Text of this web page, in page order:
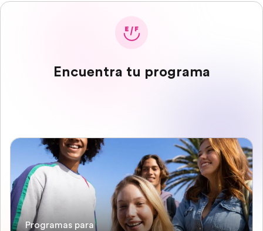
Encuentra tu programa
Programas para